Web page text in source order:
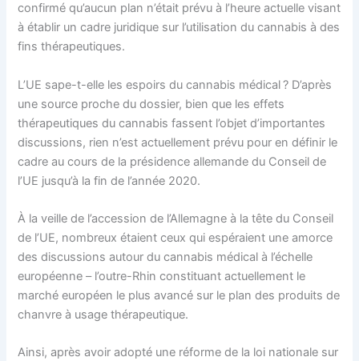
confirmé qu’aucun plan n’était prévu à l’heure actuelle visant
à établir un cadre juridique sur l’utilisation du cannabis à des
fins thérapeutiques.
L’UE sape-t-elle les espoirs du cannabis médical ? D’après
une source proche du dossier, bien que les effets
thérapeutiques du cannabis fassent l’objet d’importantes
discussions, rien n’est actuellement prévu pour en définir le
cadre au cours de la présidence allemande du Conseil de
l’UE jusqu’à la fin de l’année 2020.
À la veille de l’accession de l’Allemagne à la tête du Conseil
de l’UE, nombreux étaient ceux qui espéraient une amorce
des discussions autour du cannabis médical à l’échelle
européenne – l’outre-Rhin constituant actuellement le
marché européen le plus avancé sur le plan des produits de
chanvre à usage thérapeutique.
Ainsi, après avoir adopté une réforme de la loi nationale sur